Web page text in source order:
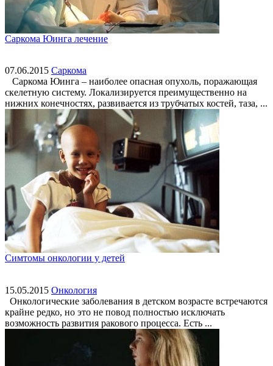
Саркома Юинга лечение
07.06.2015 Саркома
Саркома Юинга – наиболее опасная опухоль, поражающая
скелетную систему. Локализируется преимущественно на
нижних конечностях, развивается из трубчатых костей, таза, ...
Симтомы онкологии у детей
15.05.2015 Онкология
Онкологические заболевания в детском возрасте встречаются
крайне редко, но это не повод полностью исключать
возможность развития ракового процесса. Есть ...